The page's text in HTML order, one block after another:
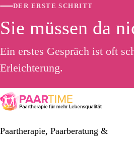
DER ERSTE SCHRITT
Sie müssen da
Ein erstes Gespräch ist oft
Erleichterung.
Paartherapie, Paarberatung &